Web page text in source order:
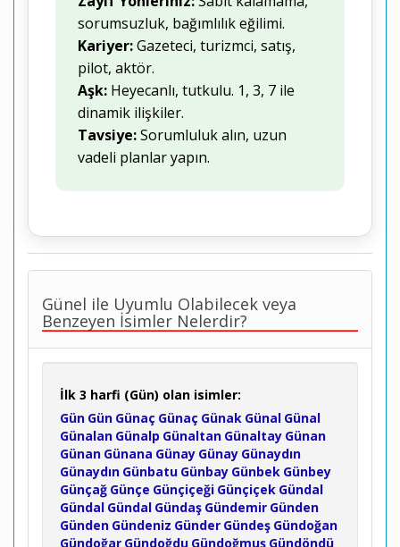
sorumsuzluk, bağımlılık eğilimi.
Kariyer:Gazeteci, turizmci, satış,
pilot, aktör.
Aşk: Heyecanlı, tutkulu. 1, 3, 7 ile
dinamik ilişkiler.
Tavsiye:Sorumluluk alın, uzun
vadeli planlar yapın.
Günel ile Uyumlu Olabilecek veya
Benzeyen İsimler Nelerdir?
İlk 3 harfi (Gün) olan isimler:
Gün Gün Günaç Günaç Günak Günal Günal
Günalan Günalp Günaltan Günaltay Günan
Günan Günana Günay Günay Günaydın
Günaydın Günbatu Günbay Günbek Günbey
Günçağ Günçe Günçiçeği Günçiçek Gündal
Gündal Gündal Gündaş Gündemir Günden
Günden Gündeniz Günder Gündeş Gündoğan
Gündoğar Gündoğdu Gündoğmuş Gündöndü